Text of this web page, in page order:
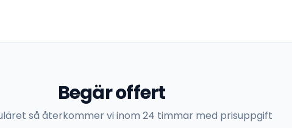
Begär offert
så återkommer vi inom 24 timmar med prisuppgift